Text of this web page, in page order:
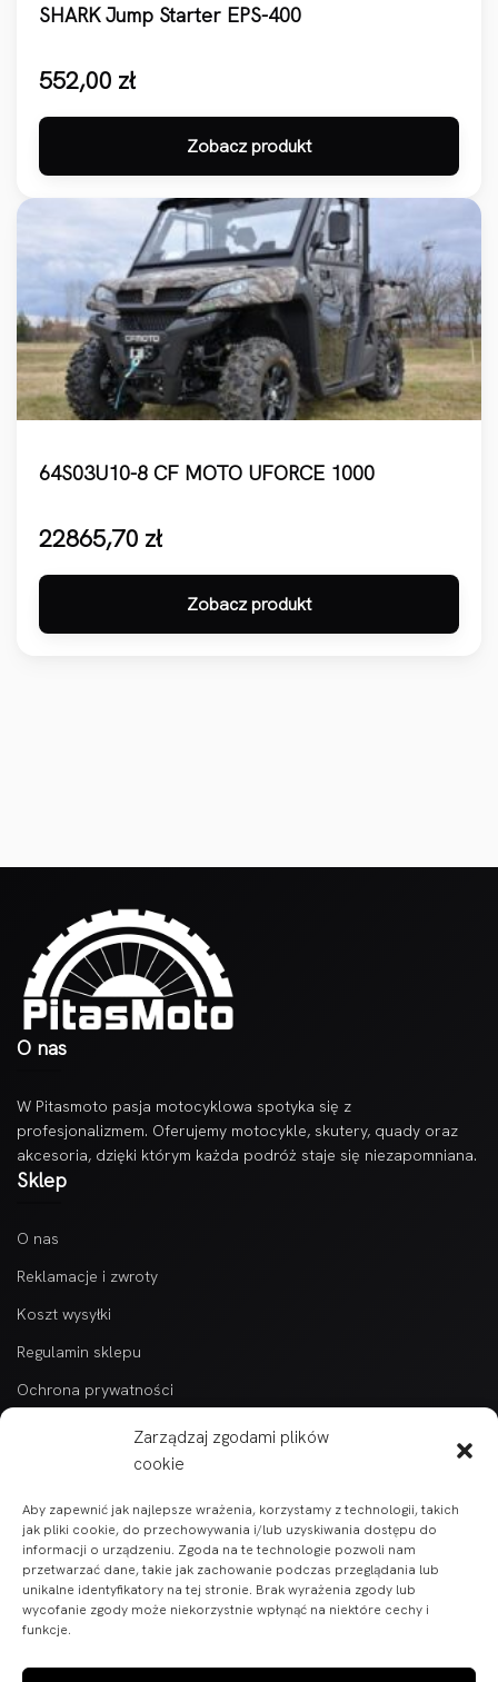
Zarządzaj zgodami plików
cookie
Aby zapewnić jak najlepsze wrażenia, korzystamy z technologii, takich
jak pliki cookie, do przechowywania i/lub uzyskiwania dostępu do
informacji o urządzeniu. Zgoda na te technologie pozwoli nam
przetwarzać dane, takie jak zachowanie podczas przeglądania lub
unikalne identyfikatory na tej stronie. Brak wyrażenia zgody lub
wycofanie zgody może niekorzystnie wpłynąć na niektóre cechy i
funkcje.
SHARK Jump Starter EPS-400
552,00 zł
Zobacz produkt
64S03U10-8 CF MOTO UFORCE 1000
22865,70 zł
Zobacz produkt
O nas
W Pitasmoto pasja motocyklowa spotyka się z
profesjonalizmem. Oferujemy motocykle, skutery, quady oraz
akcesoria, dzięki którym każda podróż staje się niezapomniana.
Sklep
O nas
Reklamacje i zwroty
Koszt wysyłki
Regulamin sklepu
Ochrona prywatności
Wszytkie produkty alfabetycznie
Części do pojazdów BARTON
Części do skuterów i motorowerów
Części ATV